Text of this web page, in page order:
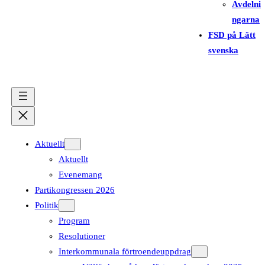
Avdelni
ngarna
FSD på Lätt
svenska
Aktuellt
Aktuellt
Evenemang
Partikongressen 2026
Politik
Program
Resolutioner
Interkommunala förtroendeuppdrag